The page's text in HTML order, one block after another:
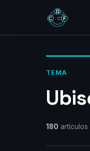
TEMA
180 artículos